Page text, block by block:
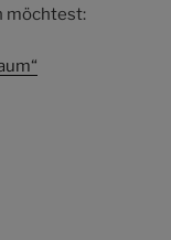
möchtest: